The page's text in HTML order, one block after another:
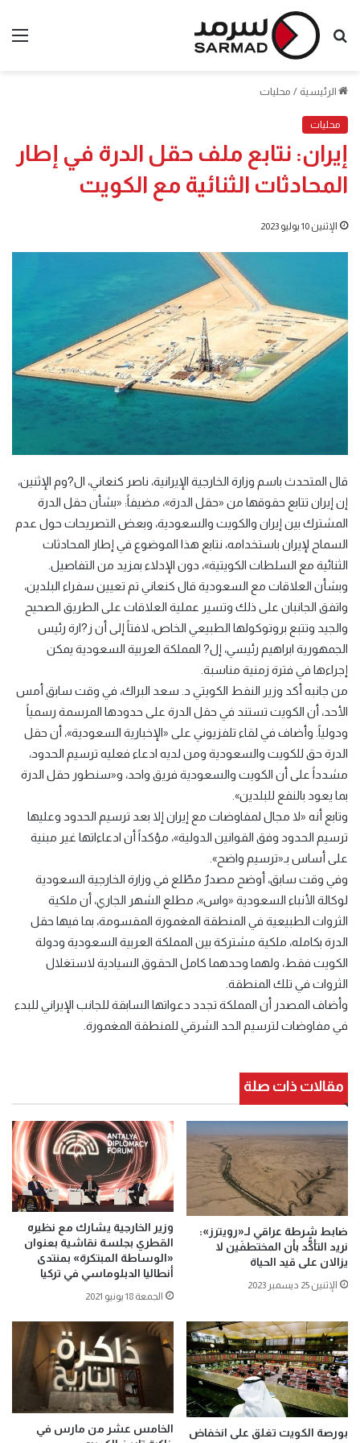
بحث
الرئيسية / محليات
محليات
إيران: نتابع ملف حقل الدرة في إطار
المحادثات الثنائية مع الكويت
الإثنين 10 يوليو 2023
قال المتحدث باسم وزارة الخارجية الإيرانية، ناصر كنعاني، ال?وم الإثنين،
إن إيران تتابع حقوقها من «حقل الدرة»، مضيفاً: «بشأن حقل الدرة
المشترك بين إيران والكويت والسعودية، وبعض التصريحات حول عدم
السماح لإيران باستخدامه، نتابع هذا الموضوع في إطار المحادثات
الثنائية مع السلطات الكويتية»، دون الإدلاء بمزيد من التفاصيل.
وبشأن العلاقات مع السعودية قال كنعاني تم تعيين سفراء البلدين،
واتفق الجانبان على ذلك وتسير عملية العلاقات على الطريق الصحيح
والجيد وتتبع بروتوكولها الطبيعي الخاص، لافتاً إلى أن ز?ارة رئيس
الجمهورية ابراهيم رئيسي، إل? المملكة العربية السعودية يمكن
إجراءها في فترة زمنية مناسبة.
من جانبه أكد وزير النفط الكويتي د. سعد البراك، في وقت سابق أمس
الأحد، أن الكويت تستند في حقل الدرة على حدودها المرسمة رسمياً
ودولياً. وأضاف في لقاء تلفزيوني على «الإخبارية السعودية»، أن حقل
الدرة حق للكويت والسعودية ومن لديه ادعاء فعليه ترسيم الحدود،
مشدداً على أن الكويت والسعودية فريق واحد، و«سنطور حقل الدرة
بما يعود بالنفع للبلدين».
وتابع أنه «لا مجال لمفاوضات مع إيران إلا بعد ترسيم الحدود وعليها
ترسيم الحدود وفق القوانين الدولية»، مؤكداً أن ادعاءاتها غير مبنية
على أساس بـ«ترسيم واضح».
وفي وقت سابق، أوضح مصدرٌ مطّلع في وزارة الخارجية السعودية
لوكالة الأنباء السعودية «واس»، مطلع الشهر الجاري، أن ملكية
الثروات الطبيعية في المنطقة المغمورة المقسومة، بما فيها حقل
الدرة بكامله، ملكية مشتركة بين المملكة العربية السعودية ودولة
الكويت فقط، ولهما وحدهما كامل الحقوق السيادية لاستغلال
الثروات في تلك المنطقة.
وأضاف المصدر أن المملكة تجدد دعواتها السابقة للجانب الإيراني للبدء
في مفاوضات لترسيم الحد الشرقي للمنطقة المغمورة.
مقالات ذات صلة
ضابط شرطة عراقي لـ«رويترز»:
نريد التأكُّد بأن المختطفَين لا
يزالان على قيد الحياة
الإثنين 25 ديسمبر 2023
وزير الخارجية يشارك مع نظيره
القطري بجلسة نقاشية بعنوان
«الوساطة المبتكرة» بمنتدى
أنطاليا الدبلوماسي في تركيا
الجمعة 18 يونيو 2021
بورصة الكويت تغلق على انخفاض
الخامس عشر من مارس في